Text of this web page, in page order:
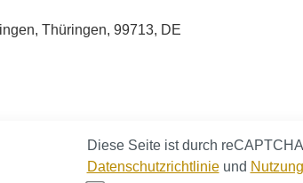
Thüringen, 99713, DE
Diese Seite ist durch
Datenschutzrichtlinieund